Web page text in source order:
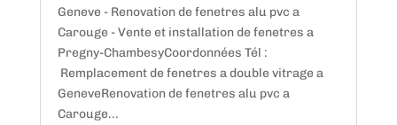
Geneve - Renovation de fenetres alu pvc a
Carouge - Vente et installation de fenetres a
Pregny-ChambesyCoordonnées Tél :
Remplacement de fenetres a double vitrage a
GeneveRenovation de fenetres alu pvc a
Carouge...